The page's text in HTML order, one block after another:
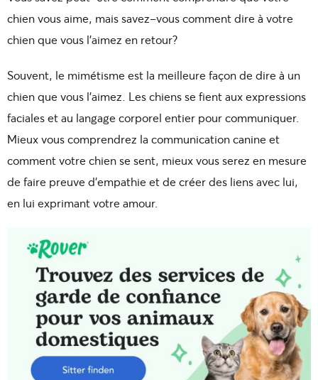
chien vous aime, mais savez-vous comment dire à votre
chien que vous l’aimez en retour?
Souvent, le mimétisme est la meilleure façon de dire à un
chien que vous l’aimez. Les chiens se fient aux expressions
faciales et au langage corporel entier pour communiquer.
Mieux vous comprendrez la communication canine et
comment votre chien se sent, mieux vous serez en mesure
de faire preuve d’empathie et de créer des liens avec lui,
en lui exprimant votre amour.